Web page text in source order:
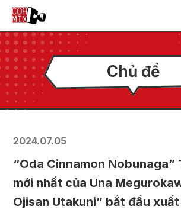
Chủ đề
2024.07.05
“Oda Cinnamon Nobunaga”
mới nhất của Una
Ojisan Utakuni” bắt đầu